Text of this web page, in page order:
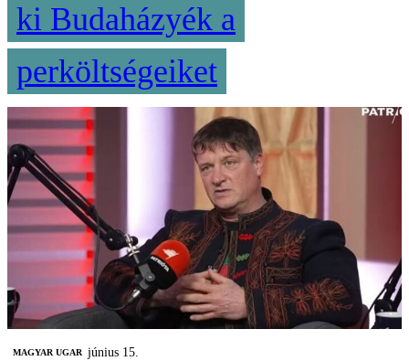
ki Budaházyék a
perköltségeiket
MAGYAR UGAR június 15.